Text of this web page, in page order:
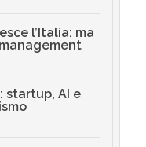
l’Italia: ma
startup, AI e